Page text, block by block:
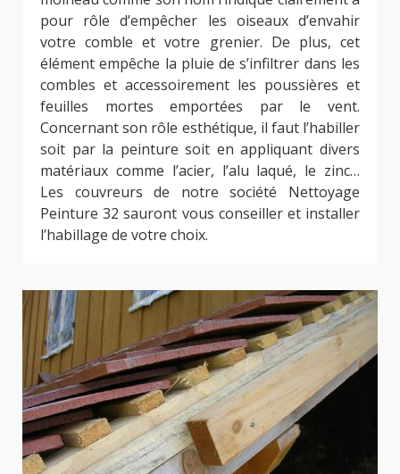
pour rôle d’empêcher les oiseaux d’envahir
votre comble et votre grenier. De plus, cet
élément empêche la pluie de s’infiltrer dans les
combles et accessoirement les poussières et
feuilles mortes emportées par le vent.
Concernant son rôle esthétique, il faut l’habiller
soit par la peinture soit en appliquant divers
matériaux comme l’acier, l’alu laqué, le zinc…
Les couvreurs de notre société Nettoyage
Peinture 32 sauront vous conseiller et installer
l’habillage de votre choix.